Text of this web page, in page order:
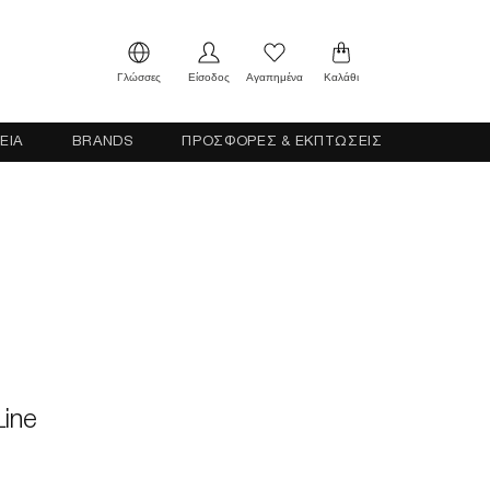
Γλώσσες Είσοδος Αγαπημένα Καλάθι
BRANDS ΠΡΟΣΦΟΡΕΣ & ΕΚΠΤΩΣΕΙΣ